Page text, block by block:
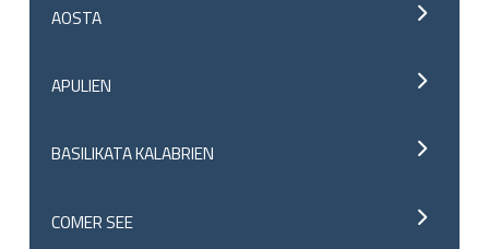
AOSTA
APULIEN
BASILIKATA KALABRIEN
COMER SEE